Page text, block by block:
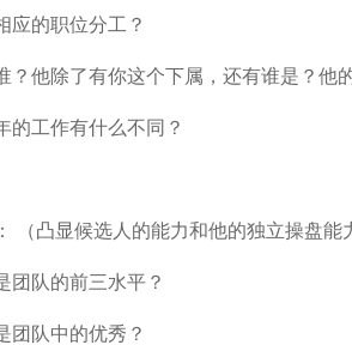
应的职位分工？
？他除了有你这个下属，还有谁是？他
的工作有什么不同？
（凸显候选人的能力和他的独立操盘能
团队的前三水平？
团队中的优秀？